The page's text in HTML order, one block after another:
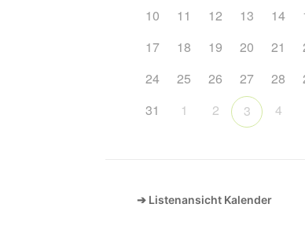
10
11 12 13 14
17
18 19 20 21
24
25 26 27 28
31
1 2 3 4
➔ Listenansicht Kalender